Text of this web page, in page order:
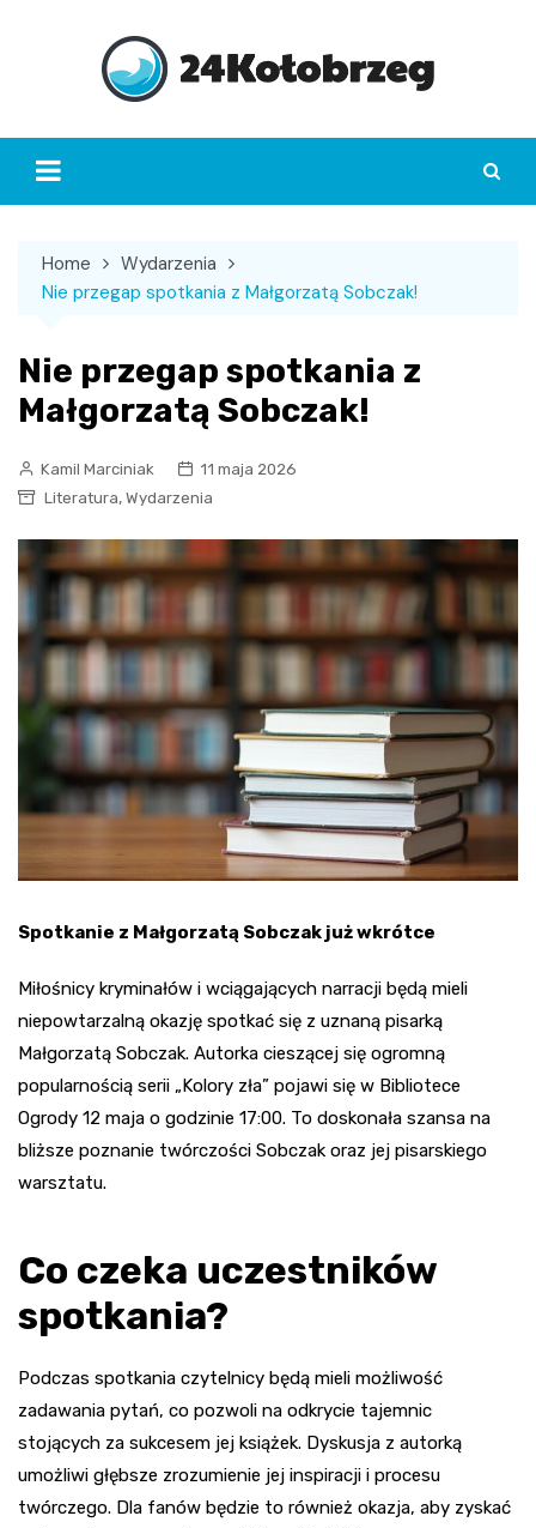
Home
Wydarzenia
Nie przegap spotkania z Małgorzatą Sobczak!
Nie przegap spotkania z
Małgorzatą Sobczak!
Kamil Marciniak
11 maja 2026
Literatura, Wydarzenia
Spotkanie z Małgorzatą Sobczak już wkrótce
Miłośnicy kryminałów i wciągających narracji będą mieli
niepowtarzalną okazję spotkać się z uznaną pisarką
Małgorzatą Sobczak. Autorka cieszącej się ogromną
popularnością serii „Kolory zła” pojawi się w Bibliotece
Ogrody 12 maja o godzinie 17:00. To doskonała szansa na
bliższe poznanie twórczości Sobczak oraz jej pisarskiego
warsztatu.
Co czeka uczestników
spotkania?
Podczas spotkania czytelnicy będą mieli możliwość
zadawania pytań, co pozwoli na odkrycie tajemnic
stojących za sukcesem jej książek. Dyskusja z autorką
umożliwi głębsze zrozumienie jej inspiracji i procesu
twórczego. Dla fanów będzie to również okazja, aby zyskać